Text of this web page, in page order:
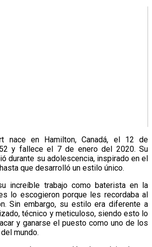
nace en Hamilton, Canadá, el 12 de
y fallece el 7 de enero del 2020. Su
durante su adolescencia, inspirado en el
que desarrolló un estilo único.
increíble trabajo como baterista en la
lo escogieron porque les recordaba al
Sin embargo, su estilo era diferente a
técnico y meticuloso, siendo esto lo
y ganarse el puesto como uno de los
mundo.